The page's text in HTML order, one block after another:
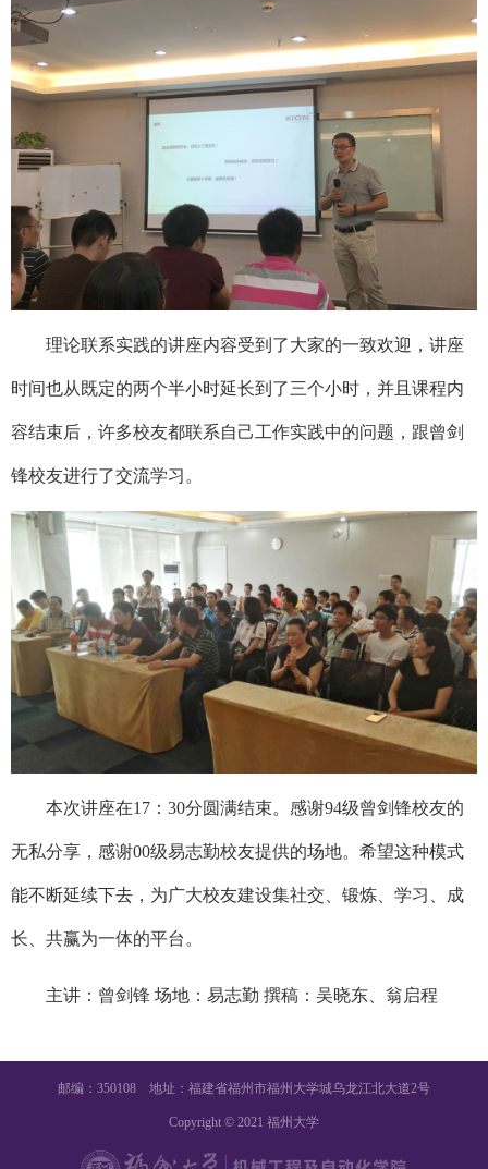
理论联系实践的讲座内容受到了大家的一致欢迎，讲座
时间也从既定的两个半小时延长到了三个小时，并且课程内
容结束后，许多校友都联系自己工作实践中的问题，跟曾剑
锋校友进行了交流学习。
本次讲座在17：30分圆满结束。感谢94级曾剑锋校友的
无私分享，感谢00级易志勤校友提供的场地。希望这种模式
能不断延续下去，为广大校友建设集社交、锻炼、学习、成
长、共赢为一体的平台。
主讲：曾剑锋 场地：易志勤 撰稿：吴晓东、翁启程
邮编：350108 地址：福建省福州市福州大学城乌龙江北大道2号
Copyright © 2021 福州大学